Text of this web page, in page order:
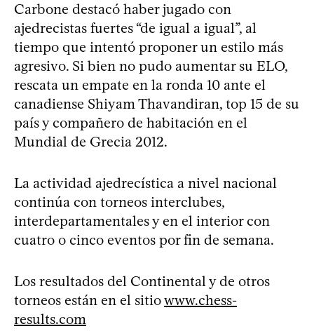
Carbone destacó haber jugado con
ajedrecistas fuertes “de igual a igual”, al
tiempo que intentó proponer un estilo más
agresivo. Si bien no pudo aumentar su ELO,
rescata un empate en la ronda 10 ante el
canadiense Shiyam Thavandiran, top 15 de su
país y compañero de habitación en el
Mundial de Grecia 2012.
La actividad ajedrecística a nivel nacional
continúa con torneos interclubes,
interdepartamentales y en el interior con
cuatro o cinco eventos por fin de semana.
Los resultados del Continental y de otros
torneos están en el sitiowww.chess-
results.com